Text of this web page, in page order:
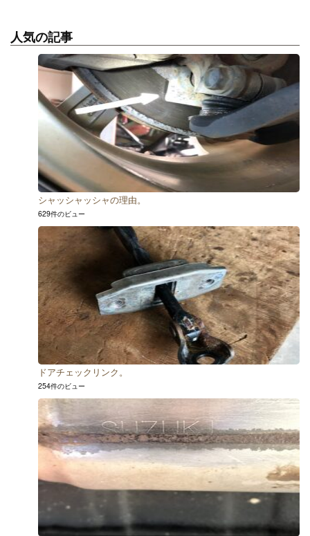
人気の記事
シャッシャッシャの理由。
629件のビュー
ドアチェックリンク。
254件のビュー